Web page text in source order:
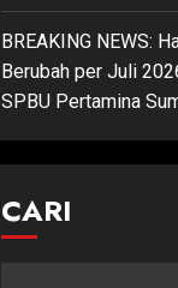
BREAKING NEWS:
Berubah per Juli
SPBU Pertamina
CARI